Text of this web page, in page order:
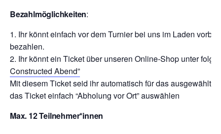
Bezahlmöglichkeiten:
Ihr könnt einfach vor dem Turnier bei uns im Laden
bezahlen.
Ihr könnt ein Ticket über unseren Online-Shop unter
Constructed Abend”
Mit diesem Ticket seid ihr automatisch für das ausgewählte
das Ticket einfach “Abholung vor Ort” auswählen
Max. 12 Teilnehmer*innen